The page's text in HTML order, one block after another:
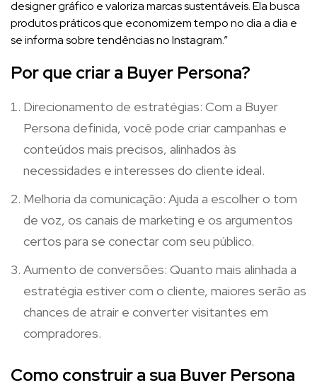
designer gráfico e valoriza marcas sustentáveis. Ela busca
produtos práticos que economizem tempo no dia a dia e
se informa sobre tendências no Instagram.”
Por que criar a Buyer Persona?
Direcionamento de estratégias: Com a Buyer
Persona definida, você pode criar campanhas e
conteúdos mais precisos, alinhados às
necessidades e interesses do cliente ideal.
Melhoria da comunicação: Ajuda a escolher o tom
de voz, os canais de marketing e os argumentos
certos para se conectar com seu público.
Aumento de conversões: Quanto mais alinhada a
estratégia estiver com o cliente, maiores serão as
chances de atrair e converter visitantes em
compradores.
Como construir a sua Buyer Persona